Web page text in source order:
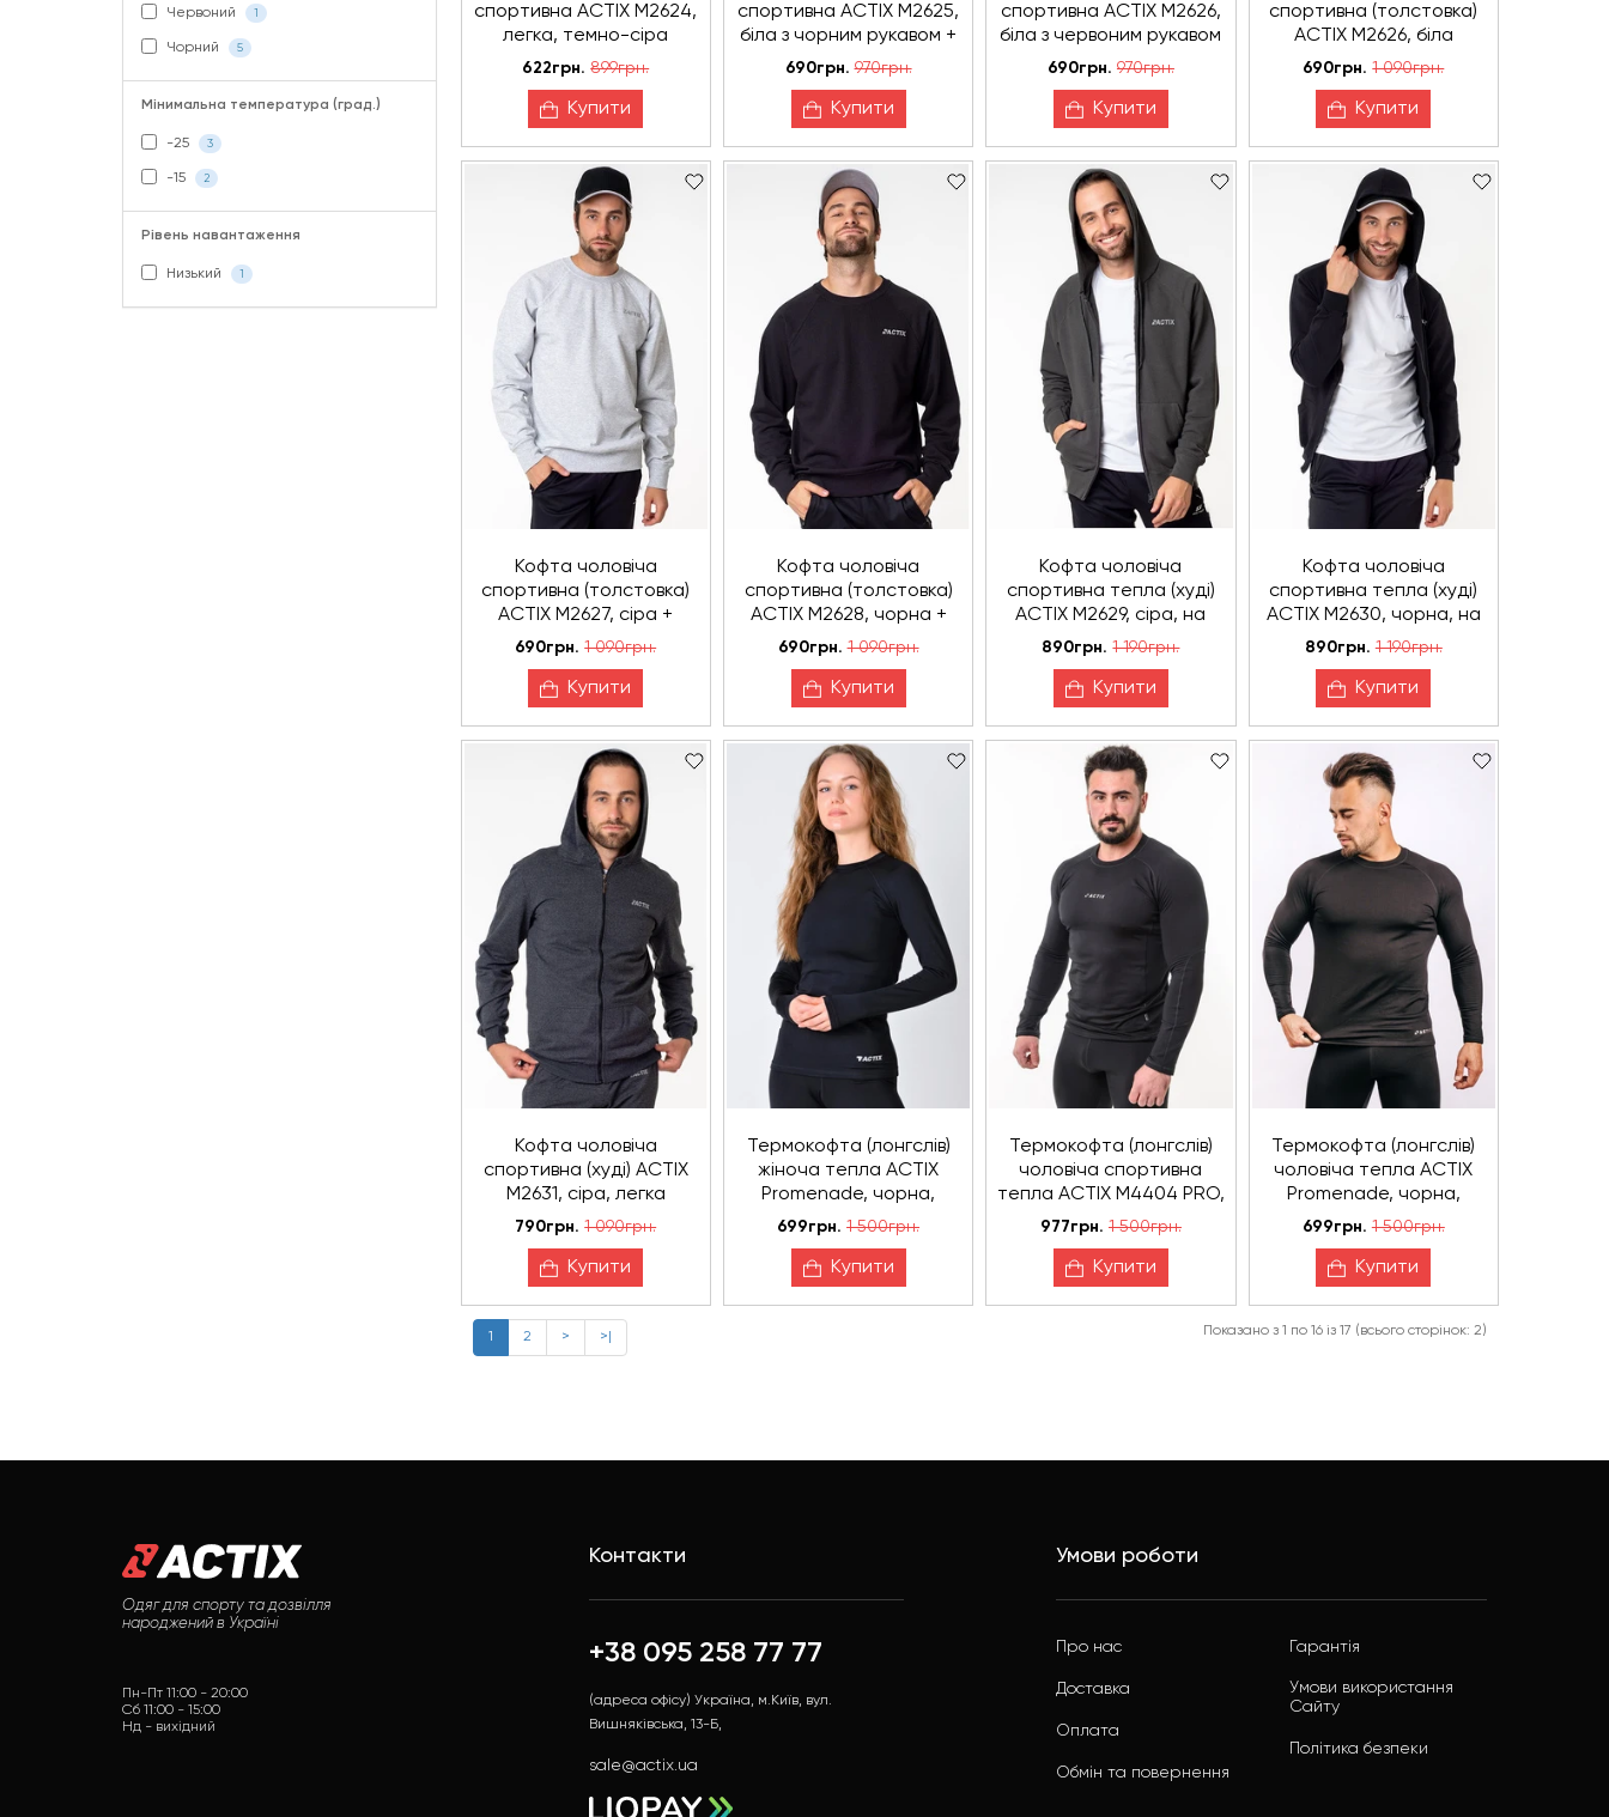
Червоний 1
Чорний 5
Мінимальна температура (град.)
-25 3
-15 2
Рівень навантаження
Низький 1
спортивна ACTIX М2624,
легка, темно-сіра
622грн. 899грн.
Купити
спортивна ACTIX М2625,
біла з чорним рукавом +
бейсболка
690грн. 970грн.
Купити
спортивна ACTIX М2626,
біла з червоним рукавом
+ бейсболка
690грн. 970грн.
Купити
спортивна (толстовка)
ACTIX М2626, біла
+бейсболка
690грн. 1 090грн.
Купити
Кофта чоловіча
спортивна (толстовка)
ACTIX М2627, сіра +
бейсболка
690грн. 1 090грн.
Купити
Кофта чоловіча
спортивна (толстовка)
ACTIX М2628, чорна +
бейсболка
690грн. 1 090грн.
Купити
Кофта чоловіча
спортивна тепла (худі)
ACTIX М2629, сіра, на
блискавці
890грн. 1 190грн.
Купити
Кофта чоловіча
спортивна тепла (худі)
ACTIX М2630, чорна, на
блискавці
890грн. 1 190грн.
Купити
Кофта чоловіча
спортивна (худі) ACTIX
М2631, сіра, легка
кенгурушка на блискавці
790грн. 1 090грн.
Купити
Термокофта (лонгслів)
жіноча тепла ACTIX
Promenade, чорна,
утеплена мікрофлісом
699грн. 1 500грн.
Купити
Термокофта (лонгслів)
чоловіча спортивна
тепла ACTIX М4404 PRO,
чорна, утеплена
977грн. 1 500грн.
Купити
Термокофта (лонгслів)
чоловіча тепла ACTIX
Promenade, чорна,
утеплена мікрофлісом
699грн. 1 500грн.
Купити
1 2 > >| Показано з 1 по 16 із 17 (всього сторінок: 2)
Одяг для спорту та дозвілля
народжений в Україні
Пн-Пт 11:00 - 20:00
Сб 11:00 - 15:00
Нд - вихідний
Контакти
+38 095 258 77 77
(адреса офісу) Україна, м.Київ, вул.
Вишняківська, 13-Б,
sale@actix.ua
Умови роботи
Про нас
Доставка
Оплата
Обмін та повернення
Гарантія
Умови використання
Сайту
Політика безпеки